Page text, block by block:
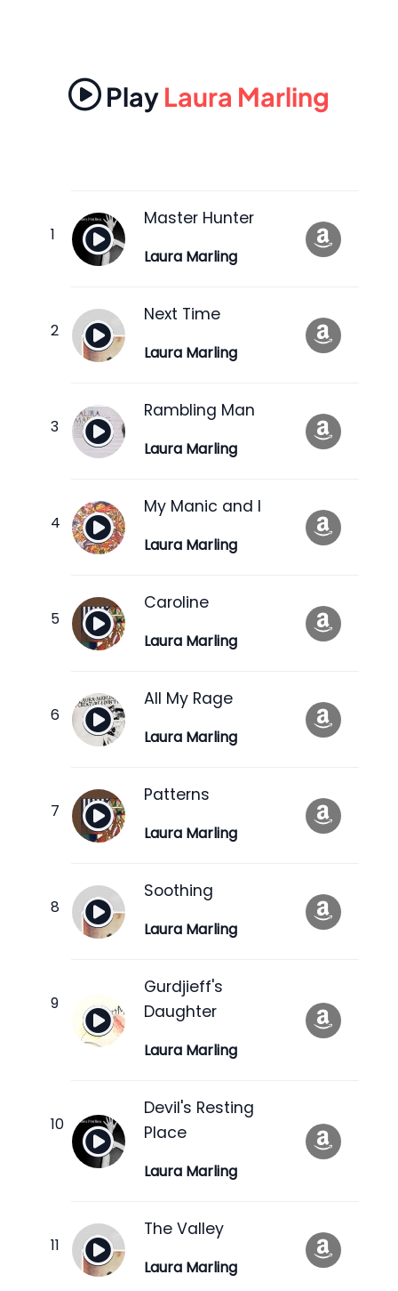
PlayLaura Marling
Master Hunter
Laura Marling
Next Time
Laura Marling
Rambling Man
Laura Marling
My Manic and I
Laura Marling
Caroline
Laura Marling
All My Rage
Laura Marling
Patterns
Laura Marling
Soothing
Laura Marling
Gurdjieff's
Daughter
Laura Marling
Devil's Resting
Place
Laura Marling
The Valley
Laura Marling